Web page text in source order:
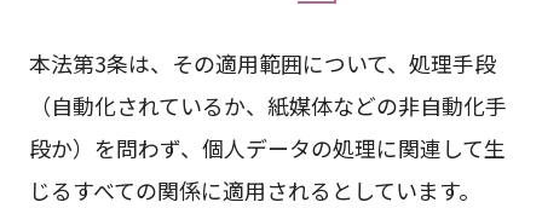
本法第3条は、その適用範囲について、処理手段
（自動化されているか、紙媒体などの非自動化手
段か）を問わず、個人データの処理に関連して生
じるすべての関係に適用されるとしています。